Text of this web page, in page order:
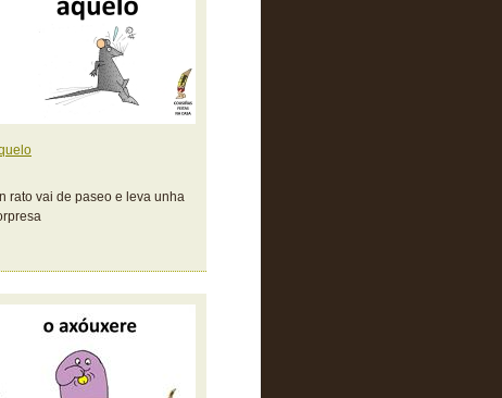
rato vai de paseo e leva unha